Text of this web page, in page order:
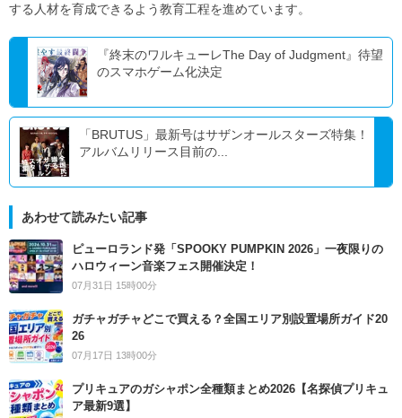
する人材を育成できるよう教育工程を進めています。
『終末のワルキューレThe Day of Judgment』待望
のスマホゲーム化決定
「BRUTUS」最新号はサザンオールスターズ特集！
アルバムリリース目前の...
あわせて読みたい記事
ピューロランド発「SPOOKY PUMPKIN 2026」一夜限りの
ハロウィーン音楽フェス開催決定！
07月31日 15時00分
ガチャガチャどこで買える？全国エリア別設置場所ガイド20
26
07月17日 13時00分
プリキュアのガシャポン全種類まとめ2026【名探偵プリキュ
ア最新9選】